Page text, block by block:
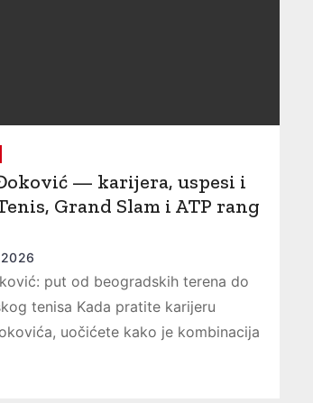
— karijera, uspesi i
Grand Slam i ATP rang
put od beogradskih terena do
tenisa Kada pratite karijeru
uočićete kako je kombinacija